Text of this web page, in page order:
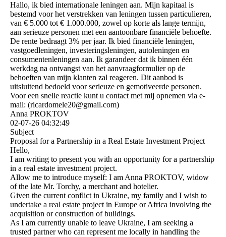
Hallo, ik bied internationale leningen aan. Mijn kapitaal is
bestemd voor het verstrekken van leningen tussen particulieren,
van € 5.000 tot € 1.000.000, zowel op korte als lange termijn,
aan serieuze personen met een aantoonbare financiële behoefte.
De rente bedraagt ​​3% per jaar. Ik bied financiële leningen,
vastgoedleningen, investeringsleningen, autoleningen en
consumentenleningen aan. Ik garandeer dat ik binnen één
werkdag na ontvangst van het aanvraagformulier op de
behoeften van mijn klanten zal reageren. Dit aanbod is
uitsluitend bedoeld voor serieuze en gemotiveerde personen.
Voor een snelle reactie kunt u contact met mij opnemen via e-
mail: (­ricardomele20@­gmail.­com)­
Anna PROKTOV
02-07-26 04:32:49
Subject
Proposal for a Partnership in a Real Estate Investment Project
Hello,
I am writing to present you with an opportunity for a partnership
in a real estate investment project.
Allow me to introduce myself: I am Anna PROKTOV, widow
of the late Mr. Torchy, a merchant and hotelier.
Given the current conflict in Ukraine, my family and I wish to
undertake a real estate project in Europe or Africa involving the
acquisition or construction of buildings.
As I am currently unable to leave Ukraine, I am seeking a
trusted partner who can represent me locally in handling the